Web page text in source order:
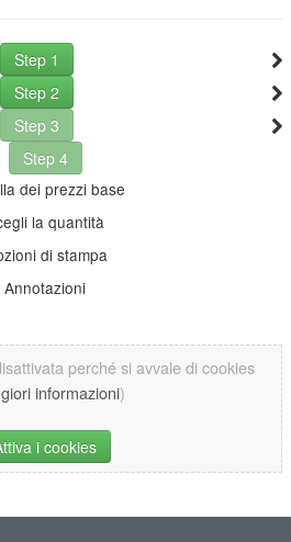
Step 1
Step 2
Step 3
Step 4
dei prezzi base
la quantità
di stampa
Annotazioni
perché si avvale di cookies
informazioni)
i cookies